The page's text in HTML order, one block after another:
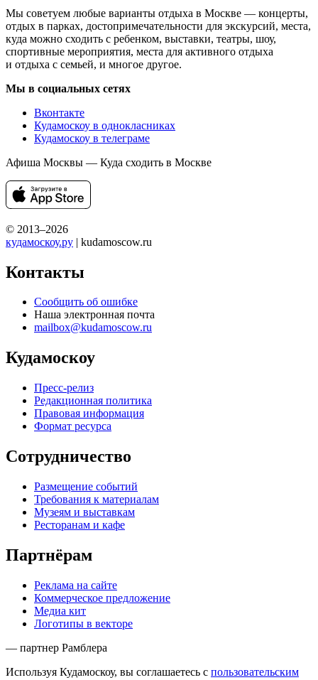
Мы советуем любые варианты отдыха в Москве — концерты,
отдых в парках, достопримечательности для экскурсий, места,
куда можно сходить с ребенком, выставки, театры, шоу,
спортивные мероприятия, места для активного отдыха
и отдыха с семьей, и многое другое.
Мы в социальных сетях
Вконтакте
Кудамоскоу в однокласниках
Кудамоскоу в телеграме
Афиша Москвы — Куда сходить в Москве
© 2013–2026
кудамоскоу.ру | kudamoscow.ru
Контакты
Сообщить об ошибке
Наша электронная почта
mailbox@kudamoscow.ru
Кудамоскоу
Пресс-релиз
Редакционная политика
Правовая информация
Формат ресурса
Сотрудничество
Размещение событий
Требования к материалам
Музеям и выставкам
Ресторанам и кафе
Партнёрам
Реклама на сайте
Коммерческое предложение
Медиа кит
Логотипы в векторе
— партнер Рамблера
Используя Кудамоскоу, вы соглашаетесь с пользовательским